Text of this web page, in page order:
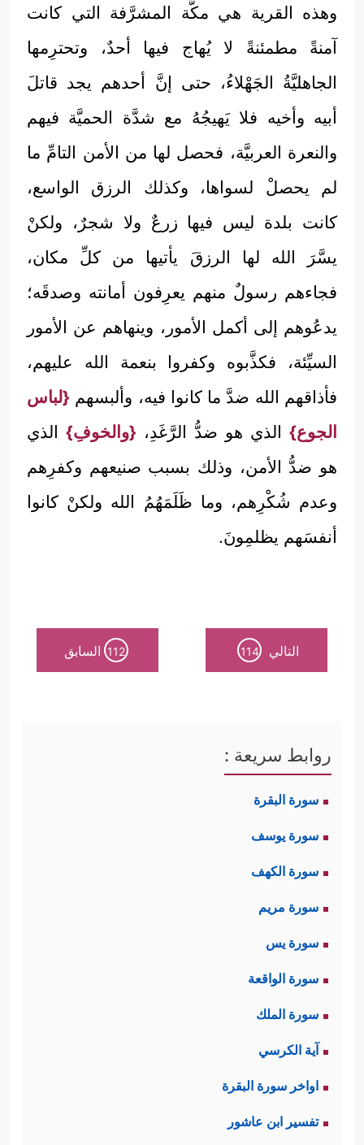
وهذه القرية هي مكَّة المشرَّفة التي كانت
آمنةً مطمئنةً لا يُهاج فيها أحدٌ، وتحترِمها
الجاهليَّةُ الجَهْلاءُ، حتى إنَّ أحدهم يجد قاتلَ
أبيه وأخيه فلا يَهيجُهُ مع شدَّة الحميَّة فيهم
والنعرة العربيَّة، فحصل لها من الأمن التامِّ ما
لم يحصلْ لسواها، وكذلك الرزق الواسع،
كانت بلدة ليس فيها زرعٌ ولا شجرٌ، ولكنْ
يسَّرَ الله لها الرزقَ يأتيها من كلِّ مكان،
فجاءهم رسولٌ منهم يعرِفون أمانته وصدقَه؛
يدعُوهم إلى أكمل الأمور، وينهاهم عن الأمور
السيِّئة، فكذَّبوه وكفروا بنعمة الله عليهم،
فأذاقهم الله ضدَّ ما كانوا فيه، وألبسهم {لباس
الجوع} الذي هو ضدُّ الرَّغَدِ، {والخوفِ} الذي
هو ضدُّ الأمن، وذلك بسبب صنيعهم وكفرِهم
وعدم شُكْرِهم، وما ظَلَمَهُمُ الله ولكنْ كانوا
أنفسَهم يظلمِونَ.
التالي 114
112 السابق
روابط سريعة :
سورة البقرة
سورة يوسف
سورة الكهف
سورة مريم
سورة يس
سورة الواقعة
سورة الملك
آية الكرسي
اواخر سورة البقرة
تفسير ابن عاشور